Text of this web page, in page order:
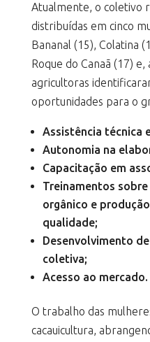
Atualmente, o coletivo
distribuídas em cinco
Bananal (15), Colatina
Roque do Canaã (17)
agricultoras
oportunidades para o
Assistência técnica
Autonomia na
Capacitação em
Treinamentos
orgânico e
qualidade;
Desenvolvimento
coletiva;
Acesso ao mercado.
O trabalho das
cacauicultura,